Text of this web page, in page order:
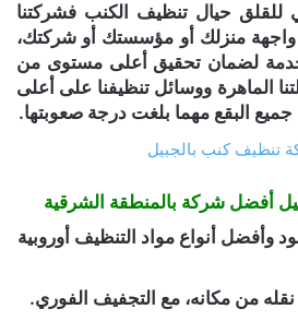
للقلق حيال تنظيف الكنب فشركتنا
واجهة منزلك أو مؤسستك أو شركتك،
لضمان تحقيق أعلى مستوى من
الماهرة ووسائل تنظيفنا على أعلى
البقع مهما بلغت درجة صعوبتها.
أفضل شركة بالمنطقة الشرقية
وأفضل أنواع مواد التنظيف أوروبية
من مكانه، مع التجفيف الفوري.